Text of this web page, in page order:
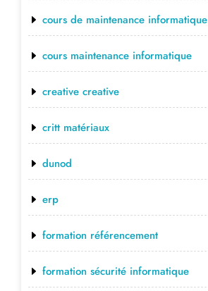
cours de maintenance informatique
cours maintenance informatique
creative creative
critt matériaux
dunod
erp
formation référencement
formation sécurité informatique